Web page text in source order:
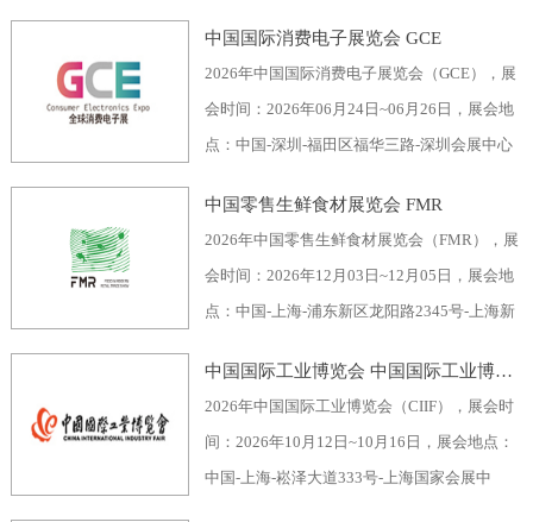
中国国际消费电子展览会 GCE
2026年中国国际消费电子展览会（GCE），展
会时间：2026年06月24日~06月26日，展会地
点：中国-深圳-福田区福华三路-深圳会展中心
深圳振华展览有限公司，举办周期：一年一
届，展会面积：40000平米，参展观众：60000
人，参展商数量及参展品牌达到400家。2026
全球消费电子展暨深圳国际消费电子展览
会“GCE”，致力于为全球消费电子生产企业、
中国零售生鲜食材展览会 FMR
2026年中国零售生鲜食材展览会（FMR），展
会时间：2026年12月03日~12月05日，展会地
点：中国-上海-浦东新区龙阳路2345号-上海新
企业协会自有品牌专业委员会，举办周期：一
年一届，展会面积：70000平米，参展观众：
30000人，参展商数量及参展品牌达到1500
家。中国零售生鲜食材展览会FMR（国际生鲜
中国国际工业博览会 中国国际工业博览会 CIIF
2026年中国国际工业博览会（CIIF），展会时
间：2026年10月12日~10月16日，展会地点：
中国-上海-崧泽大道333号-上海国家会展中